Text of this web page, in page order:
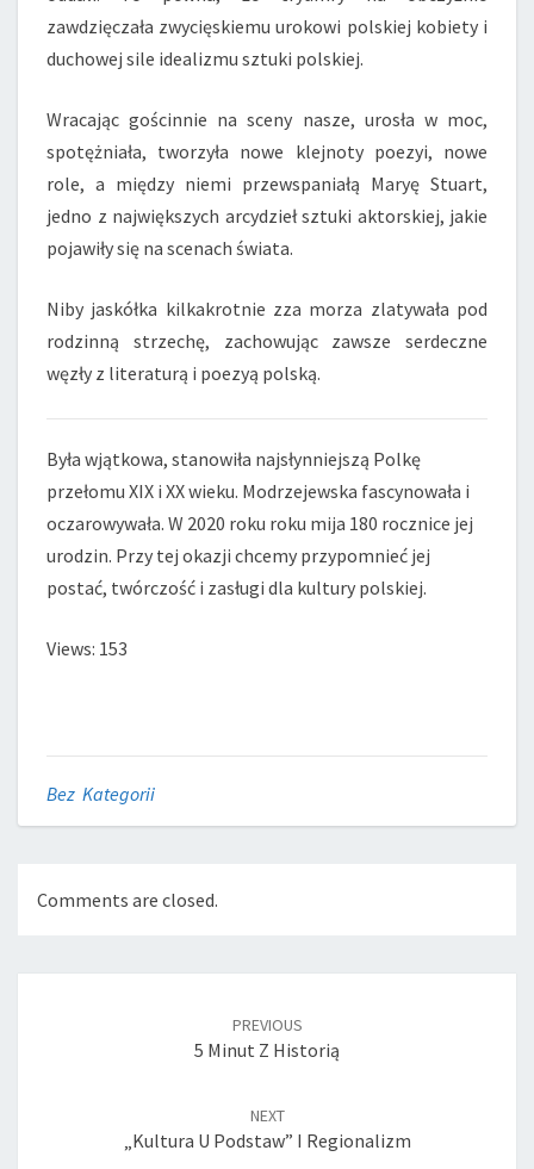
zawdzięczała zwycięskiemu urokowi polskiej kobiety i
duchowej sile idealizmu sztuki polskiej.
Wracając gościnnie na sceny nasze, urosła w moc,
spotężniała, tworzyła nowe klejnoty poezyi, nowe
role, a między niemi przewspaniałą Maryę Stuart,
jedno z największych arcydzieł sztuki aktorskiej, jakie
pojawiły się na scenach świata.
Niby jaskółka kilkakrotnie zza morza zlatywała pod
rodzinną strzechę, zachowując zawsze serdeczne
węzły z literaturą i poezyą polską.
Była wjątkowa, stanowiła najsłynniejszą Polkę
przełomu XIX i XX wieku. Modrzejewska fascynowała i
oczarowywała. W 2020 roku roku mija 180 rocznice jej
urodzin. Przy tej okazji chcemy przypomnieć jej
postać, twórczość i zasługi dla kultury polskiej.
Views: 153
Bez Kategorii
Comments are closed.
PREVIOUS
5 Minut Z Historią
NEXT
„Kultura U Podstaw” I Regionalizm